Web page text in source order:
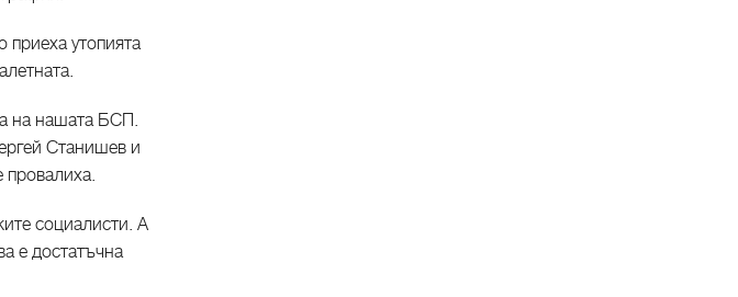
приеха утопията
на нашата БСП.
Станишев и
провалиха.
социалисти. А
е достатъчна